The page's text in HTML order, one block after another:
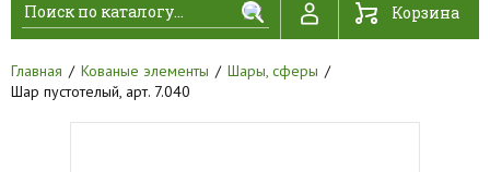
Найти Корзина
Главная Кованые элементы
Шары, сферы
Шар пустотелый, арт. 7.040